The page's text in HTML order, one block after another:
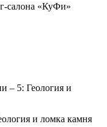
салона «КуФи»
и ломка камня